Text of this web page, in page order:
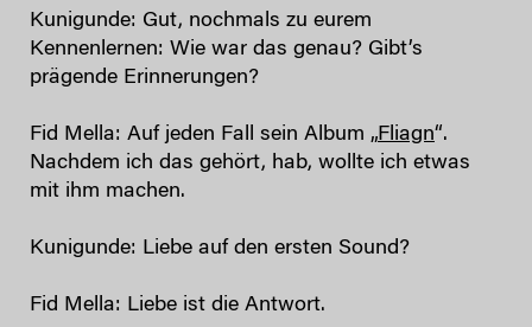
Kunigunde: Gut, nochmals zu eurem
Kennenlernen: Wie war das genau? Gibt’s
prägende Erinnerungen?
Fid Mella: Auf jeden Fall sein Album „Fliagn“.
Nachdem ich das gehört, hab, wollte ich etwas
mit ihm machen.
Kunigunde: Liebe auf den ersten Sound?
Fid Mella: Liebe ist die Antwort.